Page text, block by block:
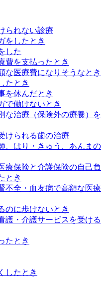
られない診療
をしたとき
した
費を支払ったとき
な医療費になりそうなとき
たとき
を休んだとき
で働けないとき
な治療（保険外の療養）を
けられる歯の治療
、はり・きゅう、あんまの
療保険と介護保険の自己負
とき
不全・血友病で高額な医療
のに歩けないとき
護・介護サービスを受ける
たとき
したとき